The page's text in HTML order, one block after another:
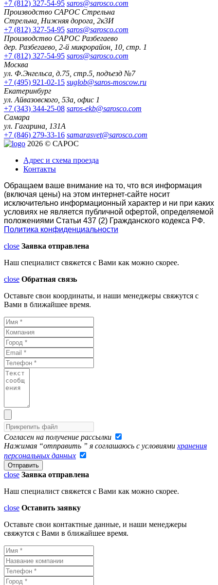
+7 (812) 327-54-95 saros@sarosco.com
Производство САРОС Стрельна
Стрельна, Нижняя дорога, 2к3И
+7 (812) 327-54-95 saros@sarosco.com
Производство САРОС Разбегаево
дер. Разбегаево, 2-й микрорайон, 10, стр. 1
+7 (812) 327-54-95 saros@sarosco.com
Москва
ул. Ф.Энгельса, д.75, стр.5, подъезд №7
+7 (495) 921-02-15 suglob@saros-moscow.ru
Екатеринбург
ул. Айвазовского, 53а, офис 1
+7 (343) 344-25-08 saros-ekb@sarosco.com
Самара
ул. Гагарина, 131А
+7 (846) 279-33-16 samarasvet@sarosco.com
2026 © САРОС
Адрес и схема проезда
Контакты
Обращаем ваше внимание на то, что вся информация
(включая цены) на этом интернет-сайте носит
исключительно информационный характер и ни при каких
условиях не является публичной офертой, определяемой
положениями Статьи 437 (2) Гражданского кодекса РФ.
Политика конфиденциальности
close Заявка отправлена
Наш специалист свяжется с Вами как можно скорее.
close Обратная связь
Оставьте свои координаты, и наши менеджеры свяжутся с
Вами в ближайшее время.
Согласен на получение рассылки
Нажимая “отправить ” я соглашаюсь с условиями хранения
персональных данных
close Заявка отправлена
Наш специалист свяжется с Вами как можно скорее.
close Оставить заявку
Оставьте свои контактные данные, и наши менеджеры
свяжутся с Вами в ближайшее время.